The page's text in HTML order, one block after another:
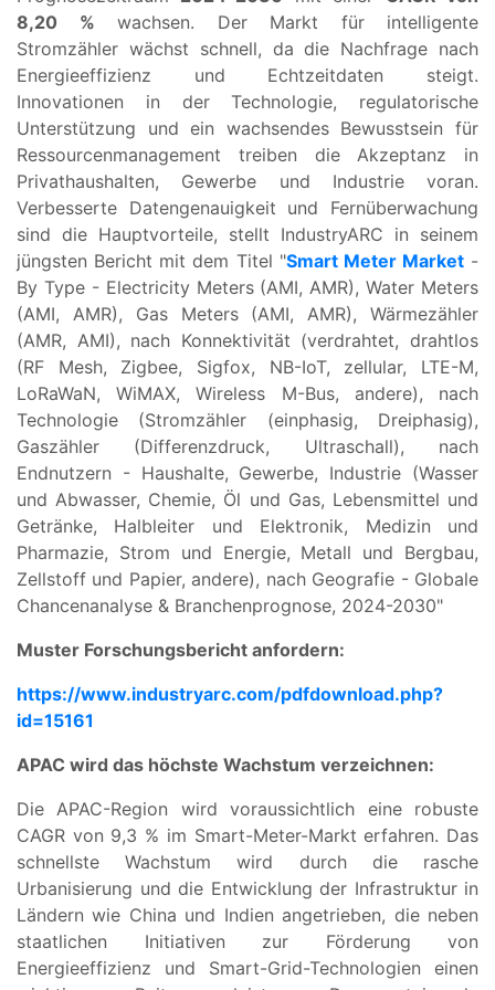
8,20 % wachsen. Der Markt für intelligente
Stromzähler wächst schnell, da die Nachfrage nach
Energieeffizienz und Echtzeitdaten steigt.
Innovationen in der Technologie, regulatorische
Unterstützung und ein wachsendes Bewusstsein für
Ressourcenmanagement treiben die Akzeptanz in
Privathaushalten, Gewerbe und Industrie voran.
Verbesserte Datengenauigkeit und Fernüberwachung
sind die Hauptvorteile, stellt IndustryARC in seinem
jüngsten Bericht mit dem Titel "Smart Meter Market-
By Type - Electricity Meters (AMI, AMR), Water Meters
(AMI, AMR), Gas Meters (AMI, AMR), Wärmezähler
(AMR, AMI), nach Konnektivität (verdrahtet, drahtlos
(RF Mesh, Zigbee, Sigfox, NB-IoT, zellular, LTE-M,
LoRaWaN, WiMAX, Wireless M-Bus, andere), nach
Technologie (Stromzähler (einphasig, Dreiphasig),
Gaszähler (Differenzdruck, Ultraschall), nach
Endnutzern - Haushalte, Gewerbe, Industrie (Wasser
und Abwasser, Chemie, Öl und Gas, Lebensmittel und
Getränke, Halbleiter und Elektronik, Medizin und
Pharmazie, Strom und Energie, Metall und Bergbau,
Zellstoff und Papier, andere), nach Geografie - Globale
Chancenanalyse & Branchenprognose, 2024-2030"
Muster Forschungsbericht anfordern:
https://www.industryarc.com/pdfdownload.php?
id=15161
APAC wird das höchste Wachstum verzeichnen:
Die APAC-Region wird voraussichtlich eine robuste
CAGR von 9,3 % im Smart-Meter-Markt erfahren. Das
schnellste Wachstum wird durch die rasche
Urbanisierung und die Entwicklung der Infrastruktur in
Ländern wie China und Indien angetrieben, die neben
staatlichen Initiativen zur Förderung von
Energieeffizienz und Smart-Grid-Technologien einen